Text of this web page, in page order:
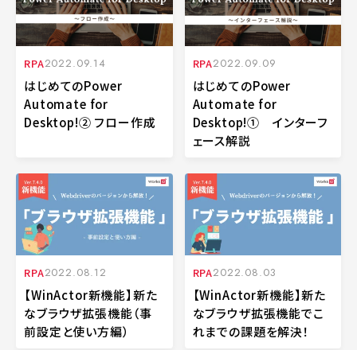
RPA2022.09.14
はじめてのPower
Automate for
Desktop!② フロー作成
RPA2022.09.09
はじめてのPower
Automate for
Desktop!① インターフ
ェース解説
RPA2022.08.12
【WinActor新機能】新た
なブラウザ拡張機能（事
前設定と使い方編）
RPA2022.08.03
【WinActor新機能】新た
なブラウザ拡張機能でこ
れまでの課題を解決！